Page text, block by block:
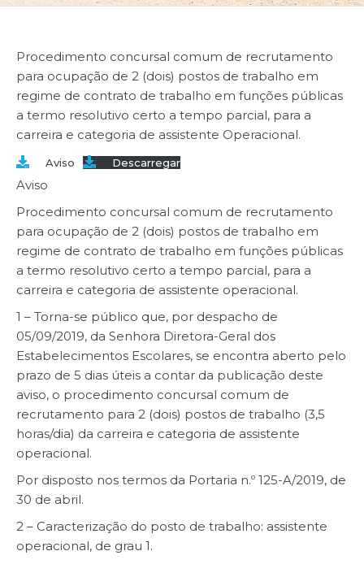
Procedimento concursal comum de recrutamento
para ocupação de 2 (dois) postos de trabalho em
regime de contrato de trabalho em funções públicas
a termo resolutivo certo a tempo parcial, para a
carreira e categoria de assistente Operacional.
Aviso Descarregar
Aviso
Procedimento concursal comum de recrutamento
para ocupação de 2 (dois) postos de trabalho em
regime de contrato de trabalho em funções públicas
a termo resolutivo certo a tempo parcial, para a
carreira e categoria de assistente operacional.
1 – Torna-se público que, por despacho de
05/09/2019, da Senhora Diretora-Geral dos
Estabelecimentos Escolares, se encontra aberto pelo
prazo de 5 dias úteis a contar da publicação deste
aviso, o procedimento concursal comum de
recrutamento para 2 (dois) postos de trabalho (3,5
horas/dia) da carreira e categoria de assistente
operacional.
Por disposto nos termos da Portaria n.º 125-A/2019, de
30 de abril.
2 – Caracterização do posto de trabalho: assistente
operacional, de grau 1.